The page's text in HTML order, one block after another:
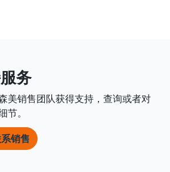
务
美销售团队获得支持，查询或者对
节。
销售